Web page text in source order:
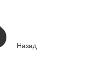
Назад